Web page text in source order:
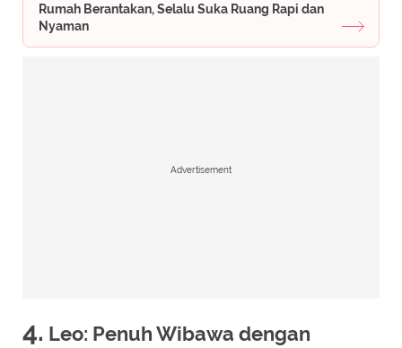
Rumah Berantakan, Selalu Suka Ruang Rapi dan
Nyaman
Advertisement
4. Leo: Penuh Wibawa dengan